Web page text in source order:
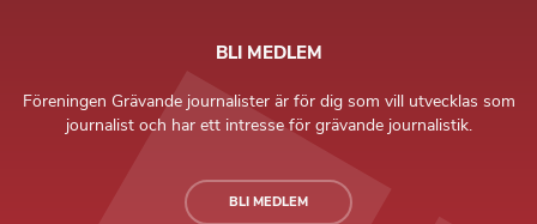
BLI MEDLEM
Föreningen Grävande journalister är för dig som vill utvecklas som
journalist och har ett intresse för grävande journalistik.
BLI MEDLEM